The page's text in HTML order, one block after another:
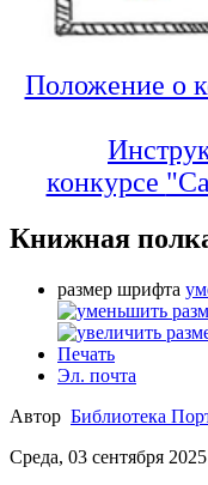
Положение о
конкурсе
Книжная
размер шрифта
Печать
Эл. почта
Автор Библиотека
Среда, 03 сентября